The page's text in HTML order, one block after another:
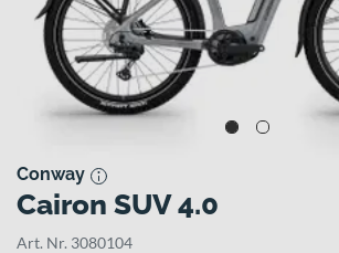
Conway
Cairon SUV 4.0
Art. Nr. 3080104